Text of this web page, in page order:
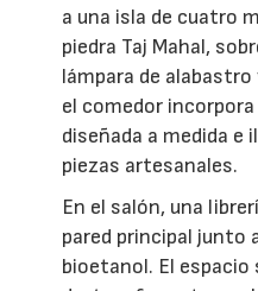
a una isla de cuatro
piedra Taj Mahal,
lámpara de
el comedor
diseñada a medida e
piezas artesanales.
En el salón, una
pared principal junto
bioetanol. El